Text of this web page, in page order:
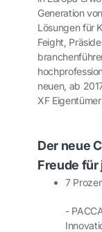
Generation
Lösungen für
Feight,
neuen, ab
XF
Der neue
Freude
7
-